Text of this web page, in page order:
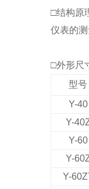
□结构原
仪表的
□外形尺
型号
Y-40
Y-
Y-60
Y-
Y-